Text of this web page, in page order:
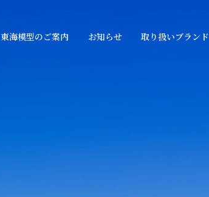
東海模型のご案内 お知らせ 取り扱いブランド